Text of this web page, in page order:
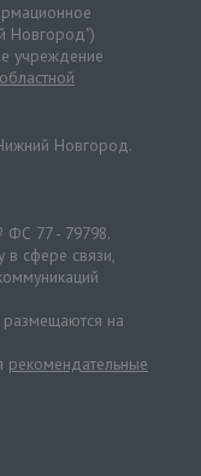
Новгород")
учреждение
Новгород.
ФС 77 - 79798.
сфере связи,
на
рекомендательные